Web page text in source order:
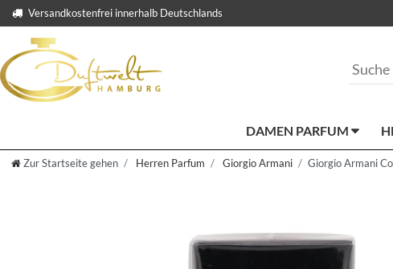
Versandkostenfrei innerhalb Deutschlands
DAMEN PARFUM
Zur Startseite gehen Herren Parfum Giorgio Armani Giorgio Armani